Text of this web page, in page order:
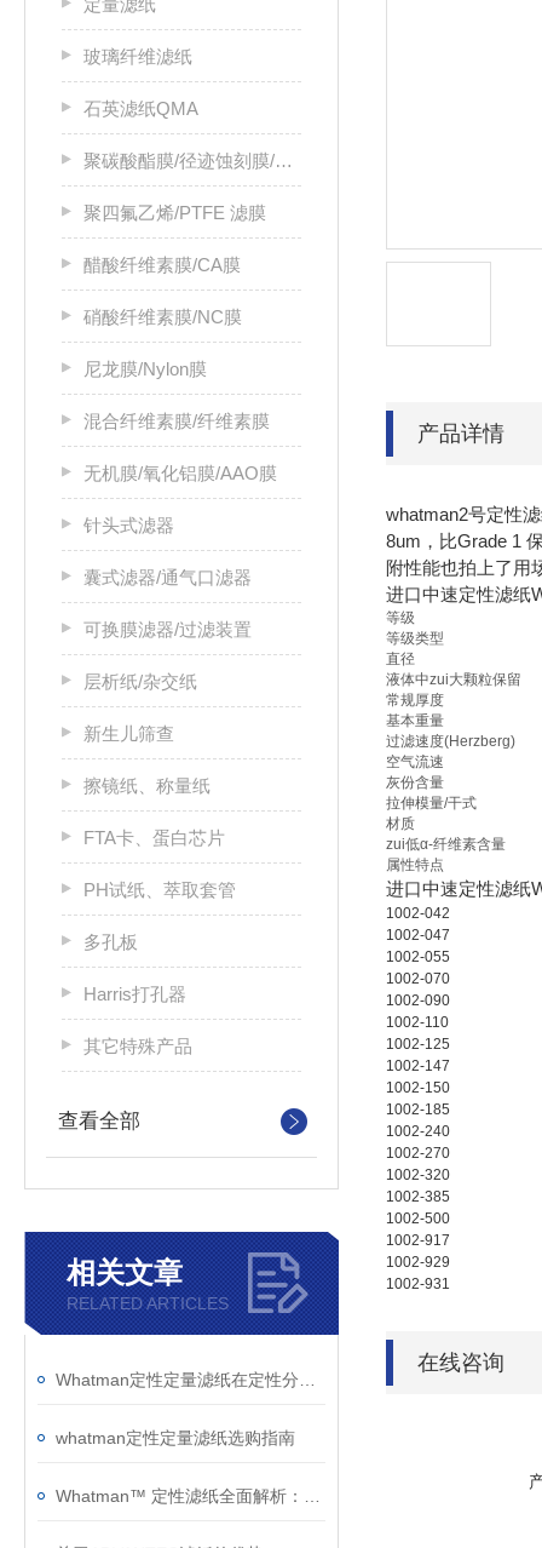
定量滤纸
玻璃纤维滤纸
石英滤纸QMA
聚碳酸酯膜/径迹蚀刻膜/PC膜
聚四氟乙烯/PTFE 滤膜
醋酸纤维素膜/CA膜
硝酸纤维素膜/NC膜
尼龙膜/Nylon膜
混合纤维素膜/纤维素膜
无机膜/氧化铝膜/AAO膜
针头式滤器
囊式滤器/通气口滤器
可换膜滤器/过滤装置
层析纸/杂交纸
新生儿筛查
擦镜纸、称量纸
FTA卡、蛋白芯片
PH试纸、萃取套管
多孔板
Harris打孔器
其它特殊产品
查看全部
相关文章
RELATED ARTICLES
whatman定性定量滤纸选购指南
产品详情
whatman2号定性
8um，比Grade 1
附性能也拍上了用
进口中速定性滤纸
等级
等级类型
直径
液体中zui大颗粒保留
常规厚度
基本重量
过滤速度(Herzberg)
空气流速
灰份含量
拉伸模量/干式
材质
zui低α-纤维素含量
属性特点
进口中速定性滤纸
1002-042
1002-047
1002-055
1002-070
1002-090
1002-110
1002-125
1002-147
1002-150
1002-185
1002-240
1002-270
1002-320
1002-385
1002-500
1002-917
1002-929
1002-931
在线咨询